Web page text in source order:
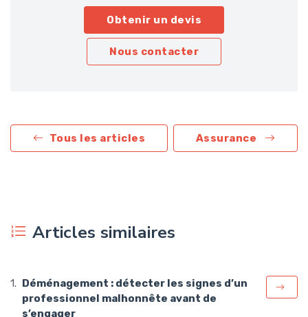
Obtenir un devis
Nous contacter
Tous les articles Assurance
Articles similaires
Déménagement : détecter les signes d’un
professionnel malhonnête avant de
s’engager